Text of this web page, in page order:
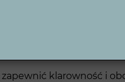
klarowność i